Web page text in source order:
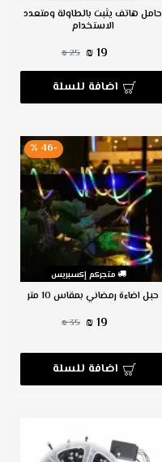
حامل هاتف يثبت بالطاولة ومتعدد
الاستخدام
19 ₪
25 ₪
اضافة للسلة
متجركم إكسبريس
-46 %
حبل اضاءة رمضاني بمقاس 10 متر
19 ₪
35 ₪
اضافة للسلة